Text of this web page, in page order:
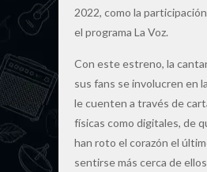
2022, como la
el programa La Voz.
Con este estreno, la
sus fans se involucren en
le cuenten a través de
físicas como digitales, de
han roto el corazón el
sentirse más cerca de